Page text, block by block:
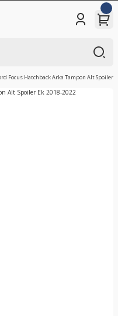
Focus Hatchback Arka Tampon Alt Spoiler